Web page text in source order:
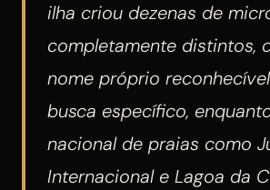
ilha criou dezenas de
completamente distintos,
nome próprio
busca específico,
nacional de praias como
Internacional e Lagoa da